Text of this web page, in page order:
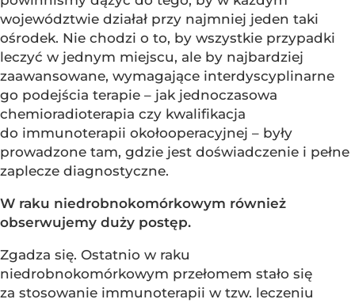
województwie działał przy najmniej jeden taki
ośrodek. Nie chodzi o to, by wszystkie przypadki
leczyć w jednym miejscu, ale by najbardziej
zaawansowane, wymagające interdyscyplinarne
go podejścia terapie – jak jednoczasowa
chemioradioterapia czy kwalifikacja
do immunoterapii okołooperacyjnej – były
prowadzone tam, gdzie jest doświadczenie i pełne
zaplecze diagnostyczne.
W raku niedrobnokomórkowym również
obserwujemy duży postęp.
Zgadza się. Ostatnio w raku
niedrobnokomórkowym przełomem stało się
za stosowanie immunoterapii w tzw. leczeniu